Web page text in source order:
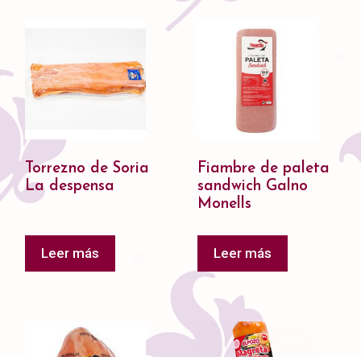
Torrezno de Soria
La despensa
Leer más
Fiambre de paleta
sandwich Galno
Monells
Leer más